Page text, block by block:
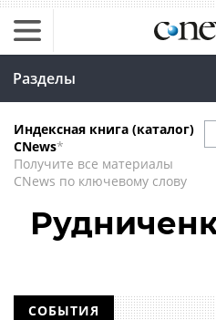
Разделы
Индексная книга (каталог)
CNews*
Получите все материалы
CNews по ключевому слову
СОБЫТИЯ